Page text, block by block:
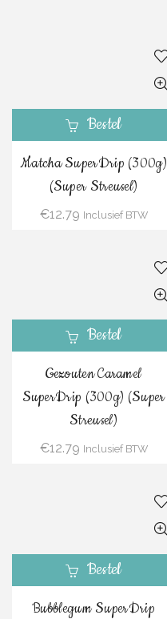
Bestel
Matcha SuperDrip (300g)
(Super Streusel)
€12.79 Inclusief BTW
Bestel
Gezouten Caramel
SuperDrip (300g) (Super
Streusel)
€12.79 Inclusief BTW
Bestel
Bubblegum SuperDrip